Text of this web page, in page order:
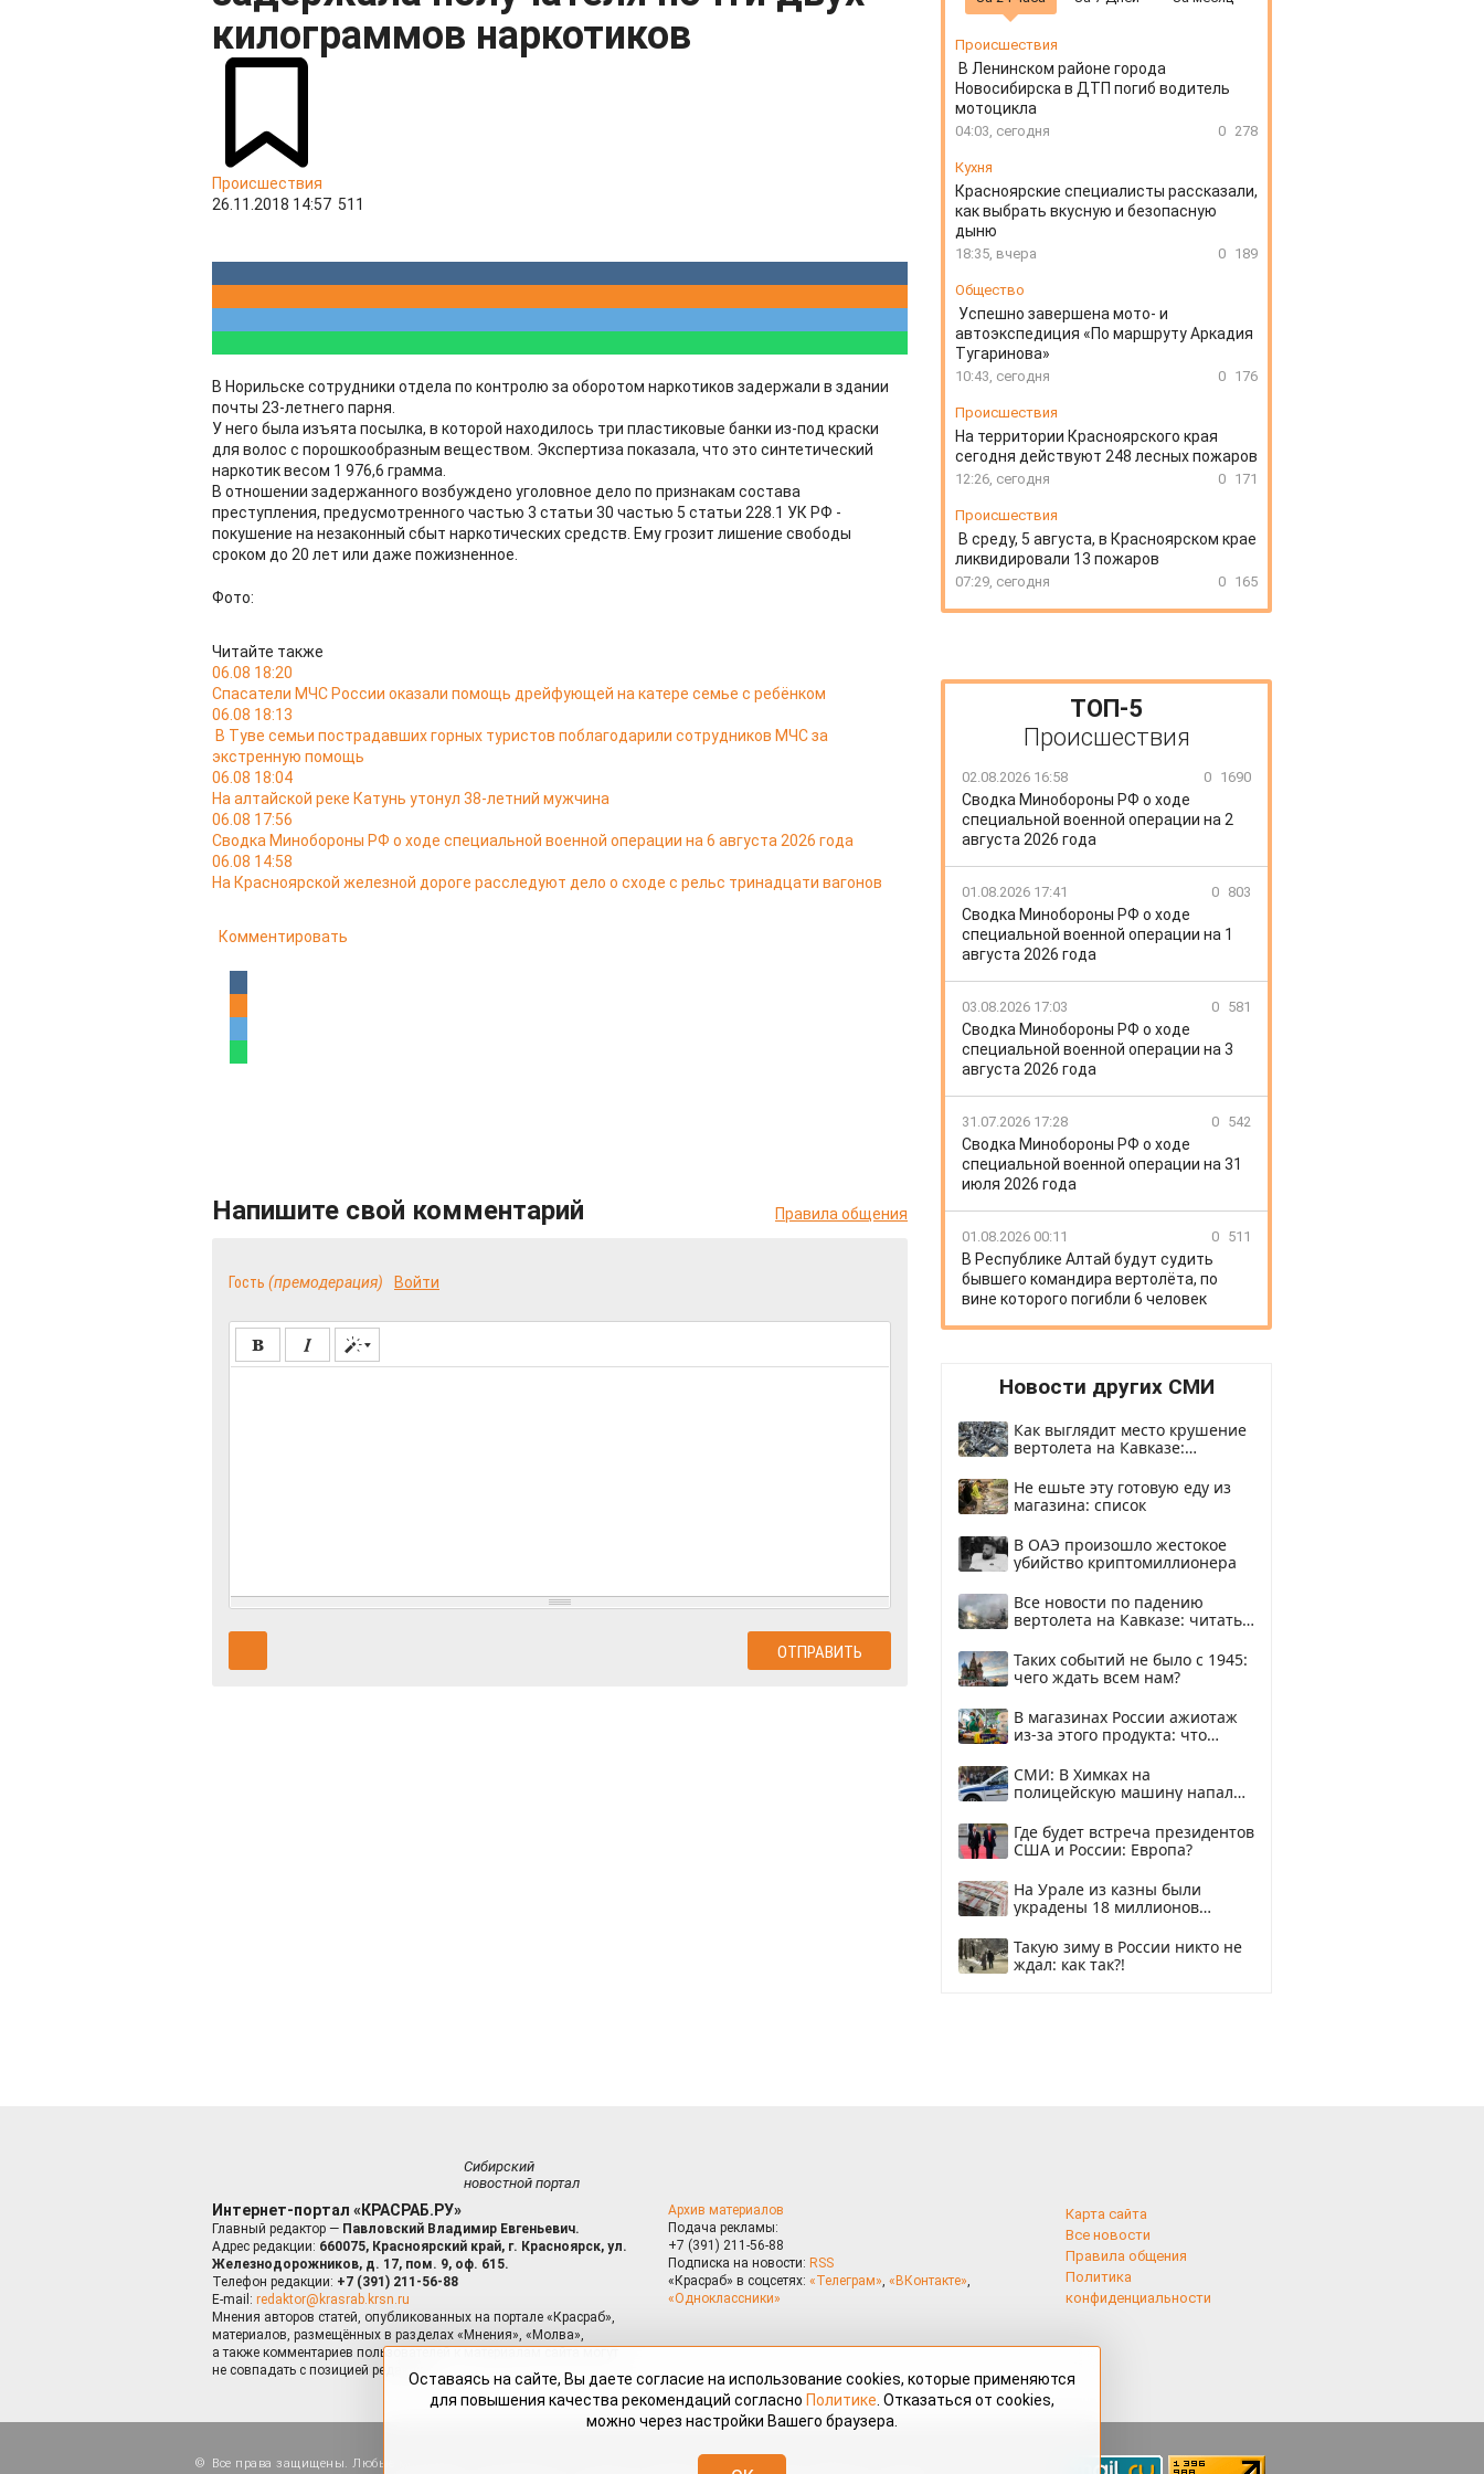
килограммов наркотиков
Происшествия
26.11.2018 14:57 511
В Норильске сотрудники отдела по контролю за оборотом наркотиков задержали в здании
почты 23-летнего парня.
У него была изъята посылка, в которой находилось три пластиковые банки из-под краски
для волос с порошкообразным веществом. Экспертиза показала, что это синтетический
наркотик весом 1 976,6 грамма.
В отношении задержанного возбуждено уголовное дело по признакам состава
преступления, предусмотренного частью 3 статьи 30 частью 5 статьи 228.1 УК РФ -
покушение на незаконный сбыт наркотических средств. Ему грозит лишение свободы
сроком до 20 лет или даже пожизненное.
Фото:
Читайте также
06.08 18:20
Спасатели МЧС России оказали помощь дрейфующей на катере семье с ребёнком
06.08 18:13
В Туве семьи пострадавших горных туристов поблагодарили сотрудников МЧС за
экстренную помощь
06.08 18:04
На алтайской реке Катунь утонул 38-летний мужчина
06.08 17:56
Сводка Минобороны РФ о ходе специальной военной операции на 6 августа 2026 года
06.08 14:58
На Красноярской железной дороге расследуют дело о сходе с рельс тринадцати вагонов
Комментировать
Напишите свой комментарий Правила общения
Гость (премодерация) Войти
Происшествия
В Ленинском районе города
Новосибирска в ДТП погиб водитель
мотоцикла
04:03, сегодня 0 278
Кухня
Красноярские специалисты рассказали,
как выбрать вкусную и безопасную
дыню
18:35, вчера 0 189
Общество
Успешно завершена мото- и
автоэкспедиция «По маршруту Аркадия
Тугаринова»
10:43, сегодня 0 176
Происшествия
На территории Красноярского края
сегодня действуют 248 лесных пожаров
12:26, сегодня 0 171
Происшествия
В среду, 5 августа, в Красноярском крае
ликвидировали 13 пожаров
07:29, сегодня 0 165
ТОП-5
Происшествия
02.08.2026 16:58 0 1690
Сводка Минобороны РФ о ходе
специальной военной операции на 2
августа 2026 года
01.08.2026 17:41 0 803
Сводка Минобороны РФ о ходе
специальной военной операции на 1
августа 2026 года
03.08.2026 17:03 0 581
Сводка Минобороны РФ о ходе
специальной военной операции на 3
августа 2026 года
31.07.2026 17:28 0 542
Сводка Минобороны РФ о ходе
специальной военной операции на 31
июля 2026 года
01.08.2026 00:11 0 511
В Республике Алтай будут судить
бывшего командира вертолёта, по
вине которого погибли 6 человек
Новости других СМИ
Как выглядит место крушение
вертолета на Кавказе:
Не ешьте эту готовую еду из
магазина: список
В ОАЭ произошло жестокое
убийство криптомиллионера
Все новости по падению
вертолета на Кавказе: читать
Таких событий не было с 1945:
чего ждать всем нам?
В магазинах России ажиотаж
из-за этого продукта: что
СМИ: В Химках на
полицейскую машину напали
Где будет встреча президентов
США и России: Европа?
На Урале из казны были
украдены 18 миллионов
Такую зиму в России никто не
ждал: как так?!
Сибирский
новостной портал
Интернет-портал «КРАСРАБ.РУ»
Главный редактор — Павловский Владимир Евгеньевич.
Адрес редакции: 660075, Красноярский край, г. Красноярск, ул.
Железнодорожников, д. 17, пом. 9, оф. 615.
Телефон редакции: +7 (391) 211-56-88
E-mail: redaktor@krasrab.krsn.ru
Мнения авторов статей, опубликованных на портале «Красраб»,
материалов, размещённых в разделах «Мнения», «Молва»,
а также комментариев пользователей к материалам сайта могут
не совпадать с позицией редакции.
Архив материалов
Подача рекламы:
+7 (391) 211-56-88
Подписка на новости: RSS
«Красраб» в соцсетях: «Телеграм», «ВКонтакте»,
«Одноклассники»
Карта сайта
Все новости
Правила общения
Политика
конфиденциальности
Все права защищены. Любые материалы, размещённые на портале «Красраб.ру» сотрудниками редакции, нештатными
Оставаясь на сайте, Вы даете согласие на использование cookies, которые применяются
для повышения качества рекомендаций согласно Политике . Отказаться от cookies,
можно через настройки Вашего браузера.